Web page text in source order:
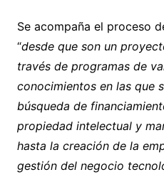
Se acompaña el proceso
“desde que son un
través de programas de
conocimientos en las que
búsqueda de
propiedad intelectual y
hasta la creación de la
gestión del negocio